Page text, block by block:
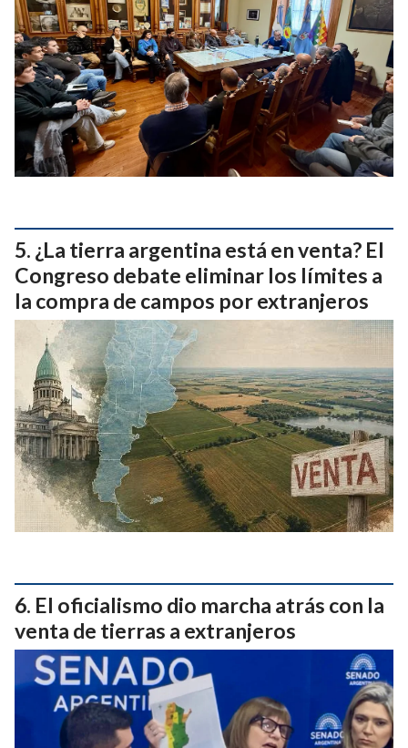
¿La tierra argentina está en venta? El
Congreso debate eliminar los límites a
la compra de campos por extranjeros
El oficialismo dio marcha atrás con la
venta de tierras a extranjeros